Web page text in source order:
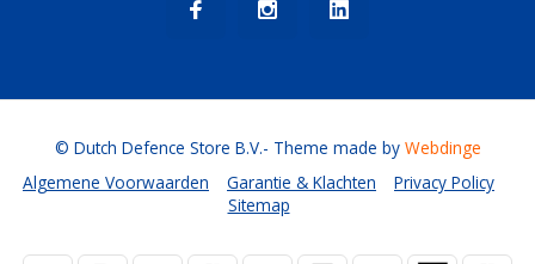
Algemene Voorwaarden Garantie & Klachten
Privacy Policy
Sitemap
© Dutch Defence Store B.V.- Theme made by Webdinge